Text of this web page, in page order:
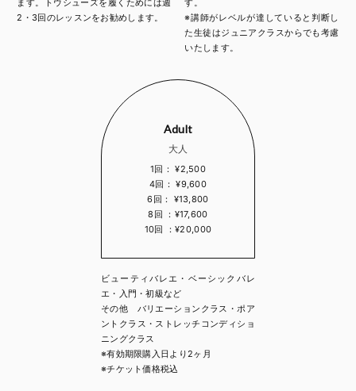
ます。トウシューズを履くためには週
2・3回のレッスンをお勧めします。
す。
※講師がレベルが達していると判断し
た生徒はジュニアクラスからでも考慮
いたします。
Adult
大人
1回： ¥2,500
4回： ¥9,600
6回： ¥13,800
8回 ：¥17,600
10回 ：¥20,000
ビューティバレエ・ベーシックバレ
エ・入門・初級など
その他 バリエーションクラス・ポア
ントクラス・ストレッチコンディショ
ニングクラス
※有効期限購入日より2ヶ月
※チケット価格税込